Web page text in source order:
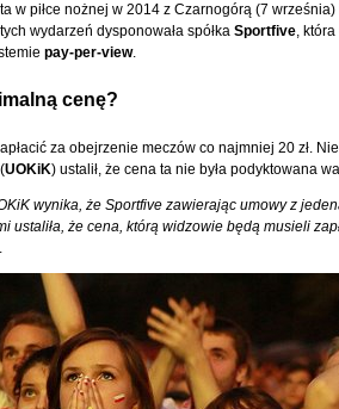
w piłce nożnej w 2014 z Czarnogórą (7
wydarzeń dysponowała spółka Sportfive, która
pay-per-view.
cenę?
za obejrzenie meczów co najmniej 20 zł.
(UOKiK) ustalił, że cena ta nie była podyktowana
wynika, że Sportfive zawierając umowy z
ustaliła, że cena, którą widzowie będą musieli